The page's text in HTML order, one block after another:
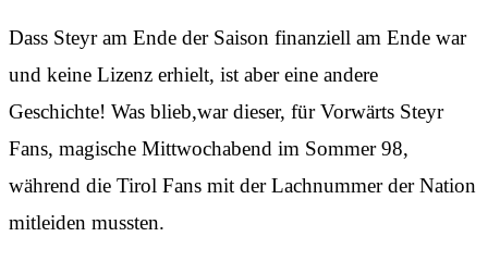
Dass Steyr am Ende der Saison finanziell am Ende war
und keine Lizenz erhielt, ist aber eine andere
Geschichte! Was blieb,war dieser, für Vorwärts Steyr
Fans, magische Mittwochabend im Sommer 98,
während die Tirol Fans mit der Lachnummer der Nation
mitleiden mussten.